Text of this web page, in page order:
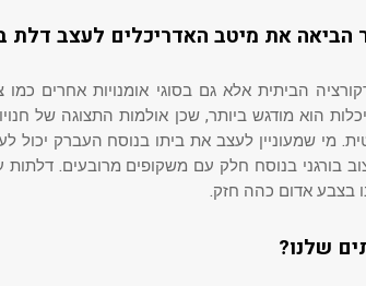
הביאה את מיטב האדריכלים לעצב דלת
הביתית אלא גם בסוגי אומנויות אחרים כמו
הוא מודגש ביותר, שכן אולמות התצוגה של
מי שמעוניין לעצב את ביתו בנוסח העברק יכול
בורגני בנוסח חלק עם משקופים מרובעים. דלתות
בצבע אדום כהה חזק.
שלנו?